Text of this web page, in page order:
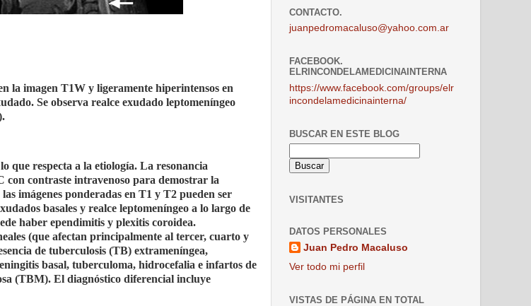
la imagen T1W y ligeramente hiperintensos en
Se observa realce exudado leptomeníngeo
que respecta a la etiología. La resonancia
con contraste intravenoso para demostrar la
imágenes ponderadas en T1 y T2 pueden ser
basales y realce leptomeníngeo a lo largo de
haber ependimitis y plexitis coroidea.
(que afectan principalmente al tercer, cuarto y
de tuberculosis (TB) extrameníngea,
basal, tuberculoma, hidrocefalia e infartos de
(TBM). El diagnóstico diferencial incluye
CONTACTO.
juanpedromacaluso@yahoo.com.ar
FACEBOOK.
ELRINCONDELAMEDICINAINTERNA
https://www.facebook.com/groups/elr
incondelamedicinainterna/
BUSCAR EN ESTE BLOG
VISITANTES
DATOS PERSONALES
Juan Pedro Macaluso
Ver todo mi perfil
VISTAS DE PÁGINA EN TOTAL